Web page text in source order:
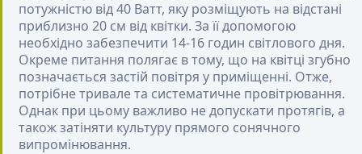
потужністю від 40 Ватт, яку розміщують на відстані
приблизно 20 см від квітки. За її допомогою
необхідно забезпечити 14-16 годин світлового дня.
Окреме питання полягає в тому, що на квітці згубно
позначається застій повітря у приміщенні. Отже,
потрібне тривале та систематичне провітрювання.
Однак при цьому важливо не допускати протягів, а
також затіняти культуру прямого сонячного
випромінювання.